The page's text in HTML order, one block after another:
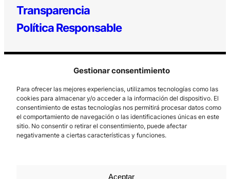
Gestionar consentimiento
Para ofrecer las mejores experiencias, utilizamos tecnologías como las
cookies para almacenar y/o acceder a la información del dispositivo. El
consentimiento de estas tecnologías nos permitirá procesar datos como
el comportamiento de navegación o las identificaciones únicas en este
sitio. No consentir o retirar el consentimiento, puede afectar
negativamente a ciertas características y funciones.
Aceptar
Transparencia
Política Responsable
Los Prados, 121 – 33203 Gijón
985 185 577 – info@laboralcentrodearte.org